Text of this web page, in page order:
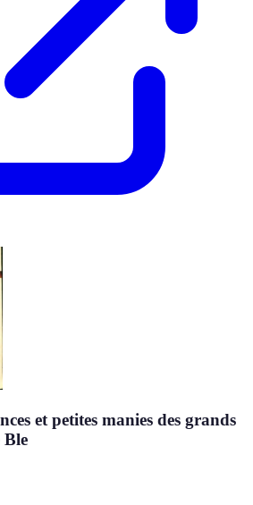
et petites manies des grands
Ble